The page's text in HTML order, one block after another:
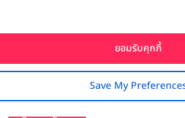
Save My
ยอมรับคุกกี้
Limon Villa Khao Yai
Limon Villa Khao Yai สถานที่จัดงานแต่งงาน เ
เขาใหญ่ / ปากช่อง / นครราชสีมา
89,000+ บาท
รองรับแขกสูงสุด120 คน